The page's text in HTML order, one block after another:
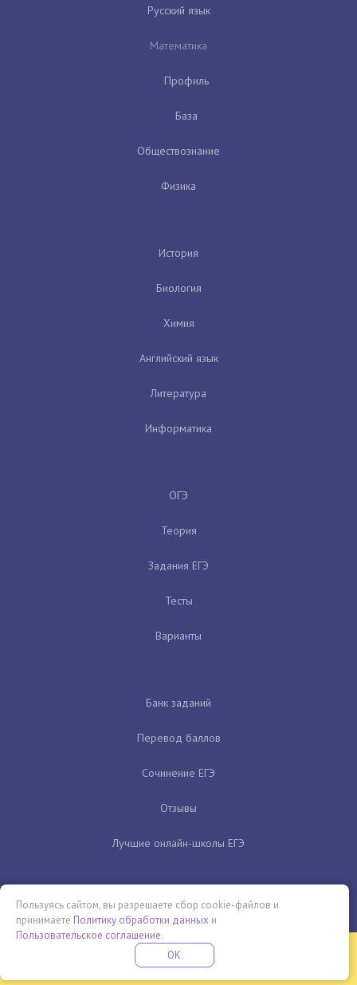
Русский язык
Математика
Профиль
База
Обществознание
Физика
История
Биология
Химия
Английский язык
Литература
Информатика
ОГЭ
Теория
Задания ЕГЭ
Тесты
Варианты
Банк заданий
Перевод баллов
Сочинение ЕГЭ
Отзывы
Лучшие онлайн-школы ЕГЭ
Бесплатная летняя школа
ПРОВЕДИ ЭТО ЛЕТО С ПОЛЬЗОЙ
Пользуясь сайтом, вы разрешаете сбор cookie-файлов и
принимаете Политику обработки данных и
Пользовательское соглашение.
OK